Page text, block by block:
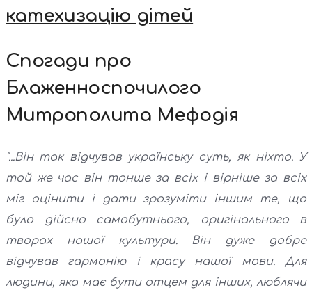
катехизацію дітей
Спогади про
Блаженноспочилого
Митрополита Мефодія
"...Він так відчував українську суть, як ніхто. У
той же час він тонше за всіх і вірніше за всіх
міг оцінити і дати зрозуміти іншим те, що
було дійсно самобутнього, оригінального в
творах нашої культури. Він дуже добре
відчував гармонію і красу нашої мови. Для
людини, яка має бути отцем для інших, люблячи